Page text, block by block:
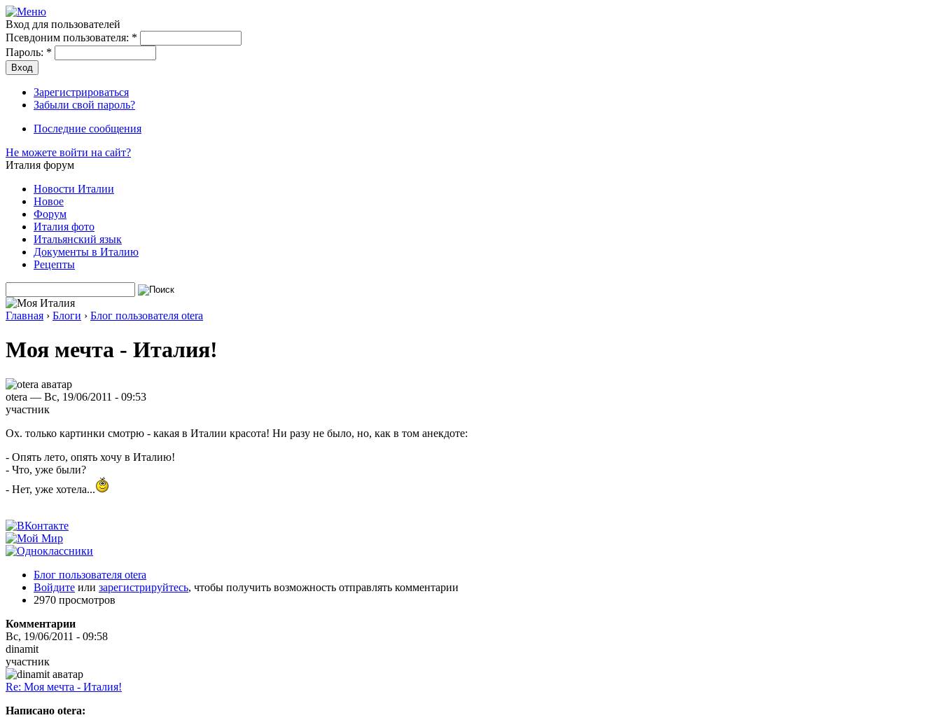
Вход для пользователей
Псевдоним пользователя: *
Пароль: *
Зарегистрироваться
Забыли свой пароль?
Последние сообщения
Не можете войти на сайт?
Италия форум
Новости Италии
Новое
Форум
Италия фото
Итальянский язык
Документы в Италию
Рецепты
Главная › Блоги › Блог пользователя otera
Моя мечта - Италия!
otera — Вс, 19/06/2011 - 09:53
участник
Ох. только картинки смотрю - какая в Италии красота! Ни разу не было, но, как в том анекдоте:
- Опять лето, опять хочу в Италию!
- Что, уже были?
- Нет, уже хотела...
Блог пользователя otera
Войдите или зарегистрируйтесь, чтобы получить возможность отправлять комментарии
2970 просмотров
Комментарии
Вс, 19/06/2011 - 09:58
dinamit
участник
Re: Моя мечта - Италия!
Написано otera: